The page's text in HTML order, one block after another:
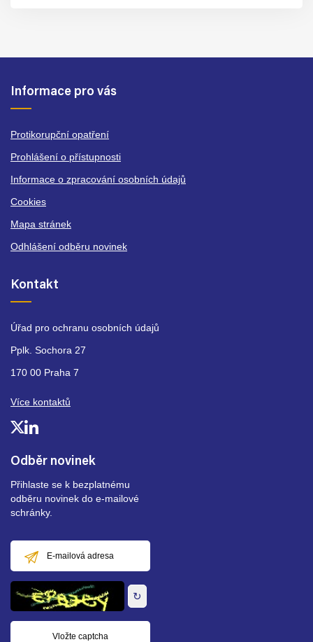
Odběr novinek
Přihlaste se k bezplatnému
odběru novinek do e-mailové
schránky.
mailová
adresa
↻
Informace pro vás
Protikorupční opatření
Prohlášení o přístupnosti
Informace o zpracování osobních údajů
Cookies
Mapa stránek
Odhlášení odběru novinek
Kontakt
Úřad pro ochranu osobních údajů
Pplk. Sochora 27
170 00 Praha 7
Více kontaktů